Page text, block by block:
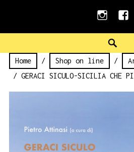
Home / Shop on line /
/ GERACI SICULO-SICILIA CHE